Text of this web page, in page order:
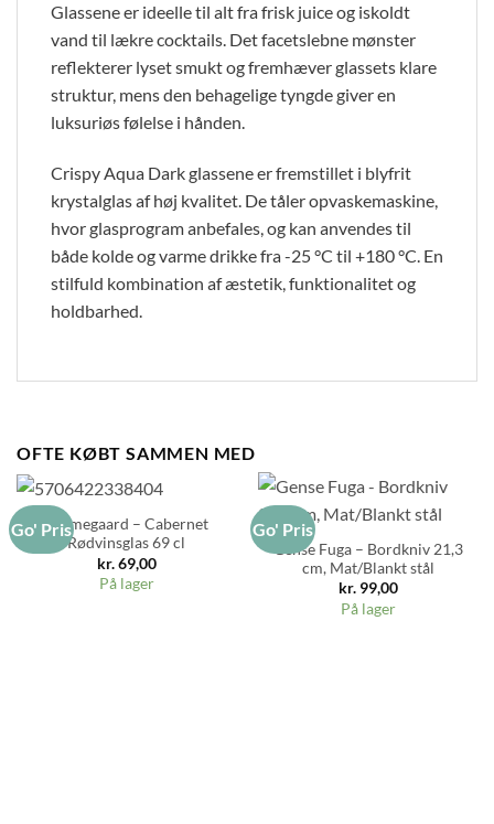
Glassene er ideelle til alt fra frisk juice og iskoldt
vand til lækre cocktails. Det facetslebne mønster
reflekterer lyset smukt og fremhæver glassets klare
struktur, mens den behagelige tyngde giver en
luksuriøs følelse i hånden.
Crispy Aqua Dark glassene er fremstillet i blyfrit
krystalglas af høj kvalitet. De tåler opvaskemaskine,
hvor glasprogram anbefales, og kan anvendes til
både kolde og varme drikke fra -25 °C til +180 °C. En
stilfuld kombination af æstetik, funktionalitet og
holdbarhed.
OFTE KØBT SAMMEN MED
Go' PrisHolmegaard – Cabernet
Rødvinsglas 69 cl
kr.69,00
På lager
Go' Pris
Gense Fuga – Bordkniv 21,3
cm, Mat/Blankt stål
kr.99,00
På lager